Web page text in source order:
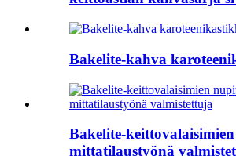
Bakelite-kahva
Bakelite-
mittatilaustyönä